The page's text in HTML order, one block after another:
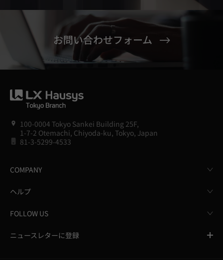
お問い合わせフォーム
100-0004 Tokyo Sankei Building 25F,
1-7-2 Otemachi, Chiyoda-ku, Tokyo, Japan
81-3-5299-4533
COMPANY
ヘルプ
FOLLOW US
ニュースレターに登録